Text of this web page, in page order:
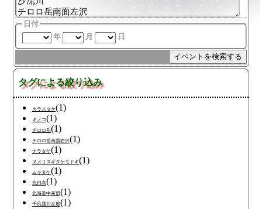
日付
年
月 日
タグによる絞り込み
カラスタケ(1)
キノコ(1)
チロロ岳(1)
チロロ岳南面右沢(1)
ナラタケ(1)
ヌメリスギタケモドキ(1)
ムキタケ(1)
北日高(1)
北海道中南部(1)
千呂露川左股(1)